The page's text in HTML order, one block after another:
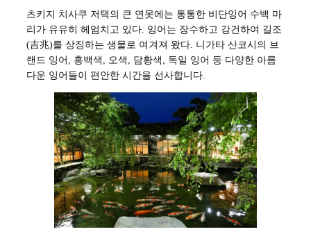
츠키지 치사쿠 저택의 큰 연못에는 통통한 비단잉어 수백 마
리가 유유히 헤엄치고 있다. 잉어는 장수하고 강건하여 길조
(吉兆)를 상징하는 생물로 여겨져 왔다. 니가타 산코시의 브
랜드 잉어, 홍백색, 오색, 담황색, 독일 잉어 등 다양한 아름
다운 잉어들이 편안한 시간을 선사합니다.